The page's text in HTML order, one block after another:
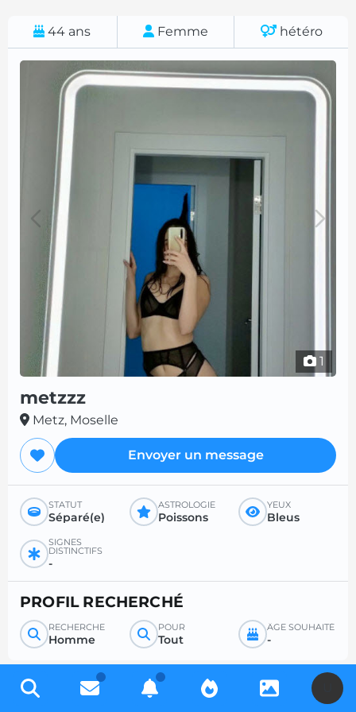
44 ans Femme hétéro
1
metzzz
Metz, Moselle
Envoyer un message
STATUT
Séparé(e)
ASTROLOGIE
Poissons
YEUX
Bleus
SIGNES
DISTINCTIFS
-
PROFIL RECHERCHÉ
RECHERCHE
Homme
POUR
Tout
ÂGE SOUHAITÉ
-
Inscrivez-vous gratuitement pour accéder à des